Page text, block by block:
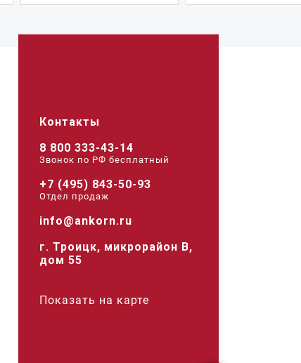
Контакты
8 800 333-43-14
Звонок по РФ беcплатный
+7 (495) 843-50-93
Отдел продаж
info@ankorn.ru
г. Троицк, микрорайон В,
дом 55
Показать на карте